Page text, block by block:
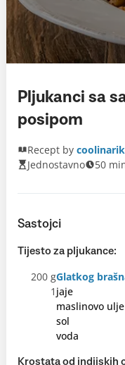
Pljukanci sa
posipom
Recept by
Jednostavno
50
Sastojci
Tijesto za pljukance:
200 gGlatkog
1 jaje
maslinovo ulje
sol
voda
Krostata od indijskih